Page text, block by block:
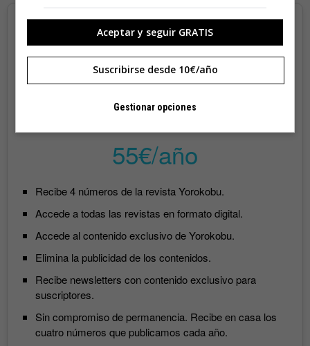
55€/año
Recibe 4 números de la revista Yorokobu.
Accede a todas las revistas en formato digital.
Accede al contenido exclusivo de Yorokobu.
Elimina la publicidad de los contenidos.
Recibe newsletters con contenido exclusivo para
suscriptores.
Sin compromiso de permanencia. Recibe en casa los
cuatro números que publicamos cada año.
Aceptar y seguir GRATIS
Suscribirse desde 10€/año
Gestionar opciones